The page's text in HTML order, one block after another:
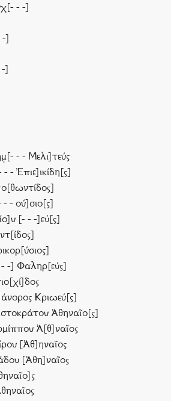
- -]
]
]
- - Μελι]τεύς
- Ἐπιε]ικίδη[ς]
- ού]σιο[ς]
[- - -]εύ[ς]
-] Φαληρ[εύς]
Κριωεύ[ς]
Ἀθηναῖο[ς]
Ἀ[θ]ναῖος
[Ἀθ]ηναῖος
[Ἀθη]ναῖος